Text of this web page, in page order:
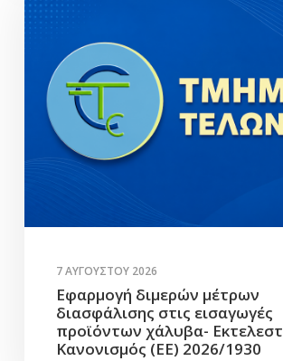
7 ΑΥΓΟΎΣΤΟΥ 2026
Εφαρμογή διμερών μέτρων
διασφάλισης στις εισαγωγές
προϊόντων χάλυβα-
Κανονισμός (ΕΕ) 2026/1930